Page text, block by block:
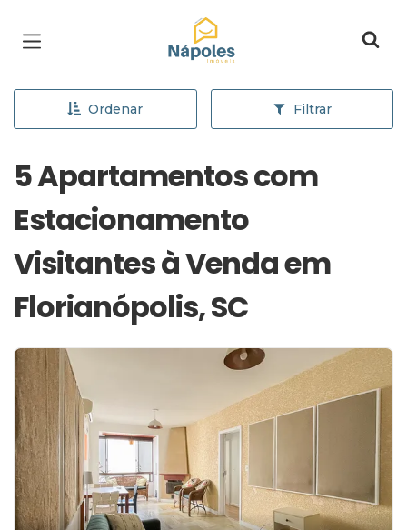
Página inicial
Ordenar Filtrar
5 Apartamentos com
Estacionamento
Visitantes à Venda em
Florianópolis, SC